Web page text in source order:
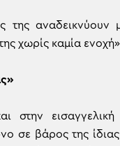
της
χωρίς καμία
στην
σε βάρος της